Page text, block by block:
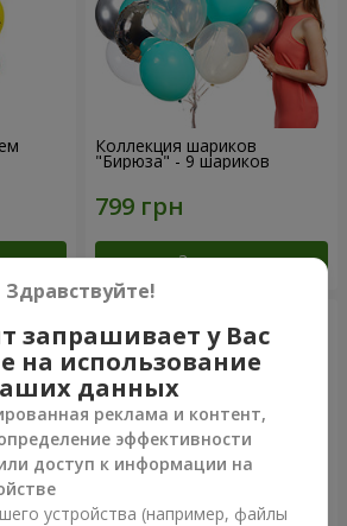
Коллекция шариков
"Бирюза" - 9 шариков
Заказать
Здравствуйте!
запрашивает у Вас
на использование
данных
реклама и контент,
эффективности
доступ к информации на
устройства (например, файлы